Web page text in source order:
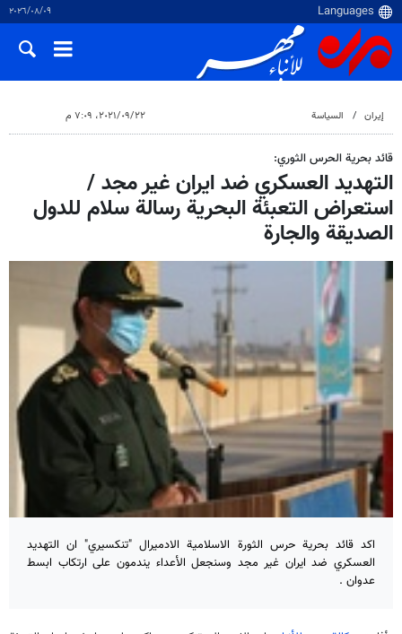
٠٩‏/٠٨‏/٢٠٢٦
إيران السياسة ٢٢‏/٠٩‏/٢٠٢١، ٧:٠٩ م
قائد بحرية الحرس الثوري:
التهديد العسكري ضد ايران غير مجد /
استعراض التعبئة البحرية رسالة سلام للدول
الصديقة والجارة
اكد قائد بحرية حرس الثورة الاسلامية الادميرال "تنكسيري" ان التهديد
العسكري ضد ايران غير مجد وسنجعل الأعداء يندمون على ارتكاب ابسط
عدوان .